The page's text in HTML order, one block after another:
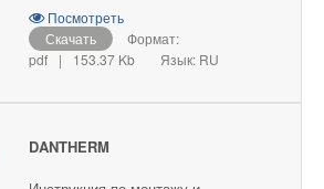
Посмотреть
Скачать
Формат:
pdf
| 153.37 Kb Язык: RU
DANTHERM